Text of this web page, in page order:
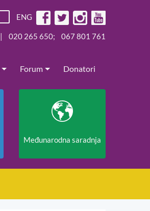
ENG
| 020 265 650; 067 801 761
Forum Donatori
Međunarodna saradnja